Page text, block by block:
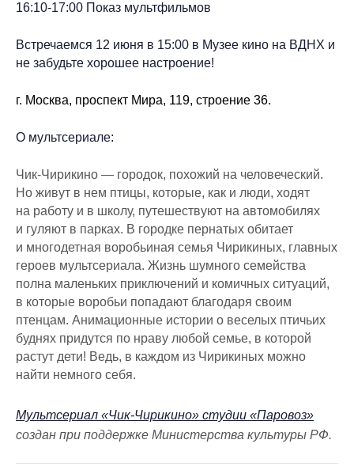
16:10-17:00 Показ мультфильмов
Встречаемся 12 июня в 15:00 в Музее кино на ВДНХ и
не забудьте хорошее настроение!
г. Москва, проспект Мира, 119, строение 36.
О мультсериале:
Чик-Чирикино — городок, похожий на человеческий.
Но живут в нем птицы, которые, как и люди, ходят
на работу и в школу, путешествуют на автомобилях
и гуляют в парках. В городке пернатых обитает
и многодетная воробьиная семья Чирикиных, главных
героев мультсериала. Жизнь шумного семейства
полна маленьких приключений и комичных ситуаций,
в которые воробьи попадают благодаря своим
птенцам. Анимационные истории о веселых птичьих
буднях придутся по нраву любой семье, в которой
растут дети! Ведь, в каждом из Чирикиных можно
найти немного себя.
Мультсериал «Чик-Чирикино» студии «Паровоз»
создан при поддержке Министерства культуры РФ.